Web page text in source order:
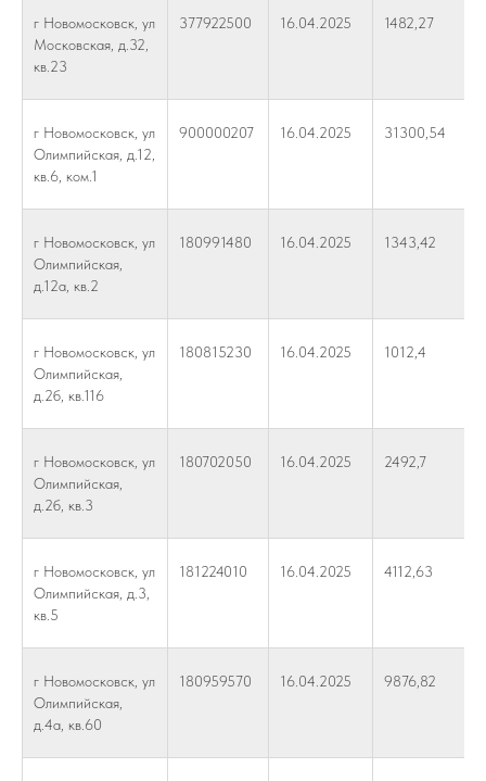
г Новомосковск, ул
Московская, д.32,
кв.23
377922500 16.04.2025 1482,27
г Новомосковск, ул
Олимпийская, д.12,
кв.6, ком.1
900000207 16.04.2025 31300,54
г Новомосковск, ул
Олимпийская,
д.12а, кв.2
180991480 16.04.2025 1343,42
г Новомосковск, ул
Олимпийская,
д.2б, кв.116
180815230 16.04.2025 1012,4
г Новомосковск, ул
Олимпийская,
д.2б, кв.3
180702050 16.04.2025 2492,7
г Новомосковск, ул
Олимпийская, д.3,
кв.5
181224010 16.04.2025 4112,63
г Новомосковск, ул
Олимпийская,
д.4а, кв.60
180959570 16.04.2025 9876,82